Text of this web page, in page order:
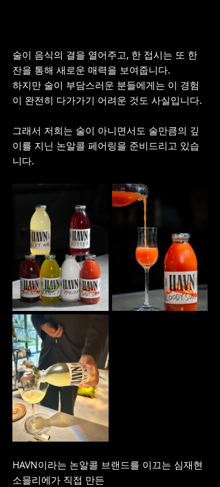
술이 음식의 결을 열어주고, 한 접시는 또 한
잔을 통해 새로운 매력을 보여줍니다.
하지만 술이 부담스러운 분들에게는 이 경험
이 완전히 다가가기 어려운 것도 사실입니다.
그래서 저희는 술이 아니면서도 술만큼의 깊
이를 지닌 논알콜 페어링을 준비드리고 있습
니다.
HAVN이라는 논알콜 브랜드를 이끄는 심재현
소믈리에가 직접 만든